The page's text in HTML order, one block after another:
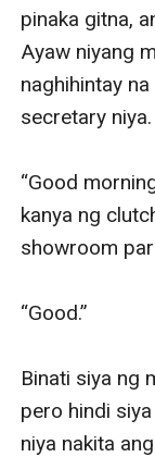
pinaka gitna,
Ayaw niyang
naghihintay
secretary niya.
“Good
kanya ng
showroom
“Good.”
Binati siya ng
pero hindi
niya nakita